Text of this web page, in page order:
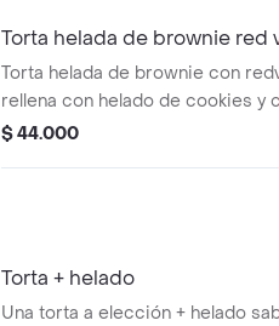
Torta helada de brownie red
Torta helada de brownie con
rellena con helado de cookies y
$ 44.000
Torta + helado
Una torta a elección + helado